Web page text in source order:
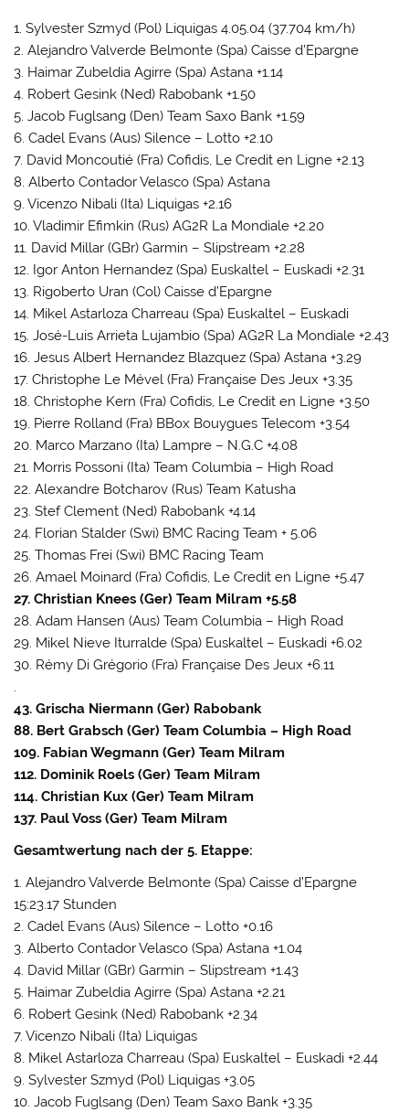
1. Sylvester Szmyd (Pol) Liquigas 4.05.04 (37.704 km/h)
2. Alejandro Valverde Belmonte (Spa) Caisse d’Epargne
3. Haimar Zubeldia Agirre (Spa) Astana +1.14
4. Robert Gesink (Ned) Rabobank +1.50
5. Jacob Fuglsang (Den) Team Saxo Bank +1.59
6. Cadel Evans (Aus) Silence – Lotto +2.10
7. David Moncoutié (Fra) Cofidis, Le Credit en Ligne +2.13
8. Alberto Contador Velasco (Spa) Astana
9. Vicenzo Nibali (Ita) Liquigas +2.16
10. Vladimir Efimkin (Rus) AG2R La Mondiale +2.20
11. David Millar (GBr) Garmin – Slipstream +2.28
12. Igor Anton Hernandez (Spa) Euskaltel – Euskadi +2.31
13. Rigoberto Uran (Col) Caisse d’Epargne
14. Mikel Astarloza Charreau (Spa) Euskaltel – Euskadi
15. José-Luis Arrieta Lujambio (Spa) AG2R La Mondiale +2.43
16. Jesus Albert Hernandez Blazquez (Spa) Astana +3.29
17. Christophe Le Mével (Fra) Française Des Jeux +3.35
18. Christophe Kern (Fra) Cofidis, Le Credit en Ligne +3.50
19. Pierre Rolland (Fra) BBox Bouygues Telecom +3.54
20. Marco Marzano (Ita) Lampre – N.G.C +4.08
21. Morris Possoni (Ita) Team Columbia – High Road
22. Alexandre Botcharov (Rus) Team Katusha
23. Stef Clement (Ned) Rabobank +4.14
24. Florian Stalder (Swi) BMC Racing Team + 5.06
25. Thomas Frei (Swi) BMC Racing Team
26. Amael Moinard (Fra) Cofidis, Le Credit en Ligne +5.47
27. Christian Knees (Ger) Team Milram +5.58
28. Adam Hansen (Aus) Team Columbia – High Road
29. Mikel Nieve Iturralde (Spa) Euskaltel – Euskadi +6.02
30. Rémy Di Grégorio (Fra) Française Des Jeux +6.11
43. Grischa Niermann (Ger) Rabobank
88. Bert Grabsch (Ger) Team Columbia – High Road
109. Fabian Wegmann (Ger) Team Milram
112. Dominik Roels (Ger) Team Milram
114. Christian Kux (Ger) Team Milram
137. Paul Voss (Ger) Team Milram
Gesamtwertung nach der 5. Etappe:
1. Alejandro Valverde Belmonte (Spa) Caisse d’Epargne
15:23.17 Stunden
2. Cadel Evans (Aus) Silence – Lotto +0.16
3. Alberto Contador Velasco (Spa) Astana +1.04
4. David Millar (GBr) Garmin – Slipstream +1.43
5. Haimar Zubeldia Agirre (Spa) Astana +2.21
6. Robert Gesink (Ned) Rabobank +2.34
7. Vicenzo Nibali (Ita) Liquigas
8. Mikel Astarloza Charreau (Spa) Euskaltel – Euskadi +2.44
9. Sylvester Szmyd (Pol) Liquigas +3.05
10. Jacob Fuglsang (Den) Team Saxo Bank +3.35